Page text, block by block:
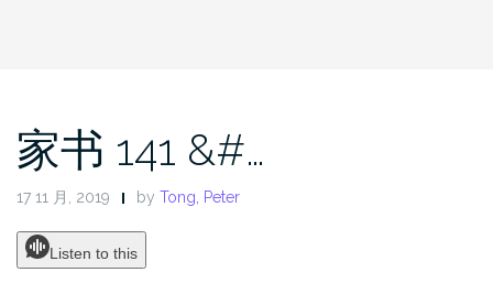
家书 141 &#…
17 11 月, 2019 by Tong, Peter
Listen to this